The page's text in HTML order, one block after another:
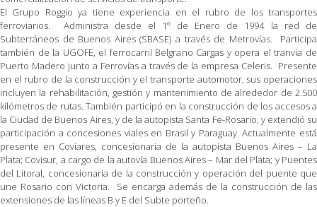
El Grupo Roggio ya tiene experiencia en el rubro de los transportes
ferroviarios. Administra desde el 1º de Enero de 1994 la red de
Subterráneos de Buenos Aires (SBASE) a través de Metrovías. Participa
también de la UGOFE, el ferrocarril Belgrano Cargas y opera el tranvía de
Puerto Madero junto a Ferrovías a través de la empresa Celeris. Presente
en el rubro de la construcción y el transporte automotor, sus operaciones
incluyen la rehabilitación, gestión y mantenimiento de alrededor de 2.500
kilómetros de rutas. También participó en la construcción de los accesos a
la Ciudad de Buenos Aires, y de la autopista Santa Fe-Rosario, y extendió su
participación a concesiones viales en Brasil y Paraguay. Actualmente está
presente en Coviares, concesionaria de la autopista Buenos Aires – La
Plata; Covisur, a cargo de la autovía Buenos Aires – Mar del Plata; y Puentes
del Litoral, concesionaria de la construcción y operación del puente que
une Rosario con Victoria. Se encarga además de la construcción de las
extensiones de las líneas B y E del Subte porteño.